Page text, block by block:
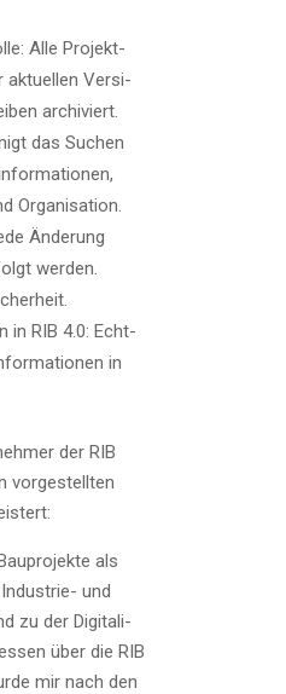
Alle Pro­jekt­
aktu­el­len Ver­si­
archi­viert.
das Suchen
Organisation.
Ände­rung
wer­den.
in RIB 4.0: Echt­
in
der RIB
vor­ge­stell­ten
als
und
zu der Digi­ta­li­
über die RIB
mir nach den